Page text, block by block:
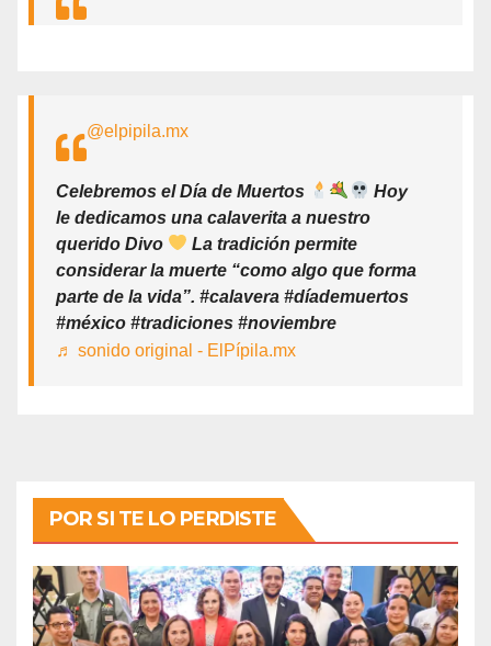
@elpipila.mx
Celebremos el Día de Muertos
Hoy
le dedicamos una calaverita a nuestro
querido Divo
La tradición permite
considerar la muerte “como algo que forma
parte de la vida”. #calavera #díademuertos
#méxico #tradiciones #noviembre
♬ sonido original - ElPípila.mx
POR SI TE LO PERDISTE